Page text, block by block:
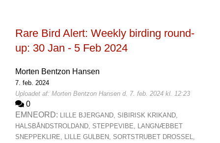
Rare Bird Alert: Weekly birding round-
up: 30 Jan - 5 Feb 2024
Morten Bentzon Hansen
7. feb. 2024
Uploadet af: Morten Bentzon Hansen d. 7. feb. 2024 kl. 12:23
0
EMNEORD: LILLE BJERGAND, SIBIRISK KRIKAND,
HALSBÅNDSTROLDAND, STEPPEVIBE, LANGNÆBBET
SNEPPEKLIRE, LILLE GULBEN, SORTSTRUBET DROSSEL,